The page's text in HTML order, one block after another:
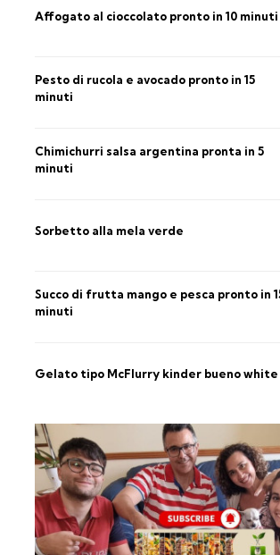
Affogato al cioccolato pronto in 10 minuti
Pesto di rucola e avocado pronto in 15
minuti
Chimichurri salsa argentina pronta in 5
minuti
Sorbetto alla mela verde
Succo di frutta mango e pesca pronto in
minuti
Gelato tipo McFlurry kinder bueno white